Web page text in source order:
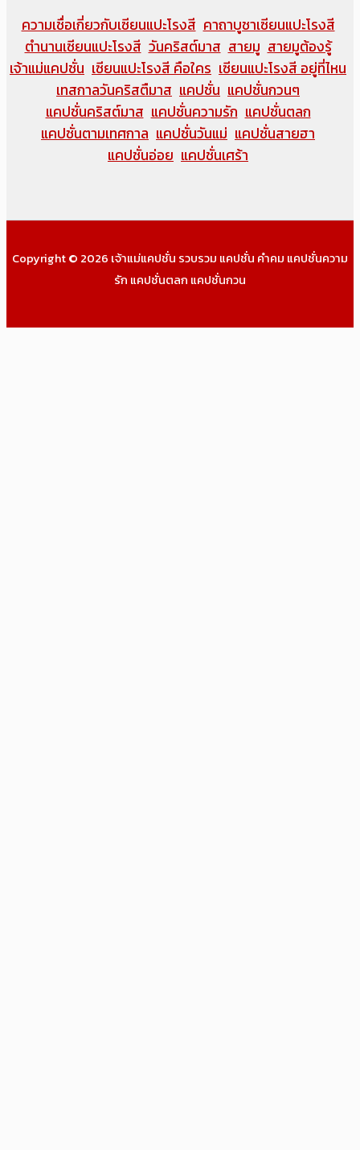
ความเชื่อเกี่ยวกับเซียนแปะโรงสี คาถาบูชาเซียนแปะโรงสี
ตำนานเซียนแปะโรงสี วันคริสต์มาส สายมู สายมูต้องรู้
เจ้าแม่แคปชั่น เซียนแปะโรงสี คือใคร เซียนแปะโรงสี อยู่ที่ไหน
เทสกาลวันคริสตืมาส แคปชั่น แคปชั่นกวนๆ
แคปชั่นคริสต์มาส แคปชั่นความรัก แคปชั่นตลก
แคปชั่นตามเทศกาล แคปชั่นวันแม่ แคปชั่นสายฮา
แคปชั่นอ่อย แคปชั่นเศร้า
Copyright © 2026 เจ้าแม่แคปชั่น รวบรวม แคปชั่น คำคม แคปชั่นความ
รัก แคปชั่นตลก แคปชั่นกวน